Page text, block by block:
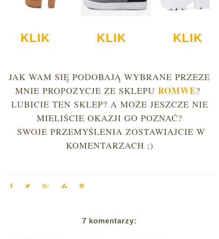
KLIK KLIK KLIK
JAK WAM SIĘ PODOBAJĄ WYBRANE PRZEZE
MNIE PROPOZYCJE ZE SKLEPU ROMWE?
LUBICIE TEN SKLEP? A MOŻE JESZCZE NIE
MIELIŚCIE OKAZJI GO POZNAĆ?
SWOJE PRZEMYŚLENIA ZOSTAWIAJCIE W
KOMENTARZACH ;)
7 komentarzy: